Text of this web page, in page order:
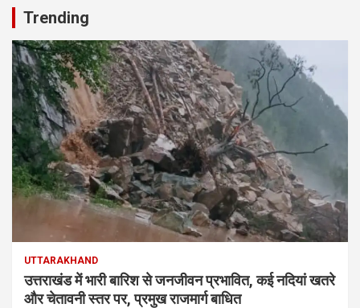
Trending
UTTARAKHAND
उत्तराखंड में भारी बारिश से जनजीवन प्रभावित, कई नदियां खतरे
और चेतावनी स्तर पर, प्रमुख राजमार्ग बाधित